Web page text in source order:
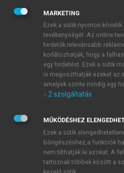
JELSZÓ
JELSZÓ ÚJRA
Kérek értesítést a MeRSZ
Kérek értesítést az Akadémiai
Adatkezelési tájékoztatóban
veszem és elfogadom.
Általános vásárlási
mersz.huoldalak
tudomásul veszem és
MARKETING
Ezek a sütik nyomon
tevékenységét. Az online
hirdetők relevánsabb
korlátozhatják, hogy a
egy hirdetést. Ezek a sütik
is megoszthatják ezeket az
amelyek szinte mindig egy
↓ 2 szolgáltatás
MŰKÖDÉSHEZ
Ezek a sütik
böngészéshez,a funkciók
nem tilthatják le azokat. A
tartoznak többek között a